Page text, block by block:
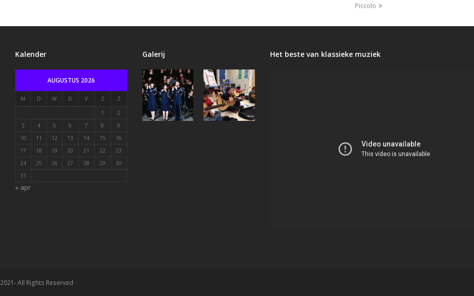
next
Piccolo
Kalender
AUGUSTUS 2026
M D W D V Z
Z
1
2
3
4 5 6 7 8
9
10
11 12 13 14 15
16
17
18 19 20 21 22
23
24
25 26 27 28 29
30
31
« apr
Galerij Het beste van klassieke muziek
2021- All Rights Reserved